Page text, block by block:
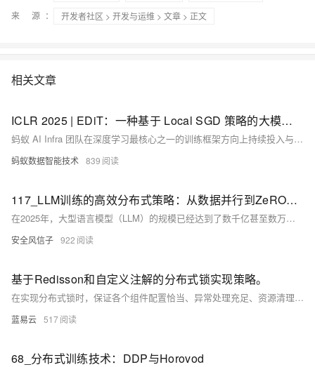
来 源：
开发者社区 > 开发与运维 > 文章 > 正文
相关文章
ICLR 2025 | EDiT：一种基于 Local SGD 策略的大模型高效分布式训练方法
蚂蚁 AI Infra 团队在深度学习最核心之一的训练框架方向上持续投入与创新，实现了提升资源利用率、加速训练、提升训练稳定性等目标。我们提出的 EDiT 方法，即为其中一项工作。
蚂蚁数据智能技术 839
117_LLM训练的高效分布式策略：从数据并行到ZeRO优化
在2025年，大型语言模型（LLM）的规模已经达到了数千亿甚至数万亿参数，训练这样的庞然大物需要先进的分布式训练技术支持。本文将深入探讨LLM训练中的高效分布式策略，从基础的数据并行到最先进的ZeRO优化技术，为读者提供全面且实用的技术指南。
安全风信子 922
基于Redisson和自定义注解的分布式锁实现策略。
在实现分布式锁时，保证各个组件配置恰当、异常处理充足、资源清理彻底是至关重要的。这样保障了在分布布局场景下，锁的正确性和高效性，使得系统的稳健性得到增强。通过这种方式，可以有效预防并发环境下的资源冲突问题。
蓝易云 517
68_分布式训练技术：DDP与Horovod